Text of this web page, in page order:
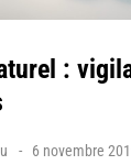
:
6 novembre